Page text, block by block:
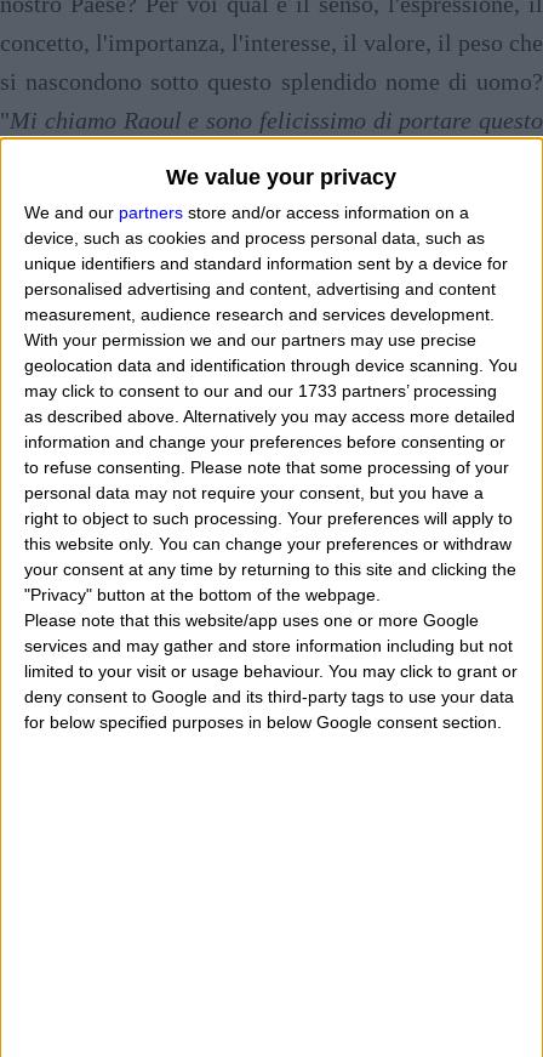
We value your privacy
We and our partners store and/or access information on a
device, such as cookies and process personal data, such as
unique identifiers and standard information sent by a device for
personalised advertising and content, advertising and content
measurement, audience research and services development.
With your permission we and our partners may use precise
geolocation data and identification through device scanning. You
may click to consent to our and our 1733 partners’ processing
as described above. Alternatively you may access more detailed
information and change your preferences before consenting or
to refuse consenting.
Please note that some processing of your
personal data may not require your consent, but you have a
right to object to such processing. Your preferences will apply to
this website only. You can change your preferences or withdraw
your consent at any time by returning to this site and clicking the
"Privacy" button at the bottom of the webpage.
Please note that this website/app uses one or more Google
services and may gather and store information including but not
limited to your visit or usage behaviour. You may click to grant or
deny consent to Google and its third-party tags to use your data
for below specified purposes in below Google consent section.
concetto, l'importanza, l'interesse, il valore, il peso che
si nascondono sotto questo splendido nome di uomo?
"Mi chiamo Raoul e sono felicissimo di portare questo
donato l'appellativo Raoul ma non sono ancora
convinto quando festeggiare il mio onomastico e che
significato antico ritrovo in esso. In famiglia abbiamo
alcune persone che portano il nome Raoul e che usano
anche alcuni diminutivi o abbreviazioni. Sarei curioso
di sapere, studiare, leggere la storia di questo
meraviglioso nominativo, la fama, la reputazione, la
notorietà e la popolarità di questo termine sparso nel
Mondo ". Alle vostre domande precise risposte in
questo articolo. Intanto una domanda? Fate mente
locale e ricordate se vi vengono in mente personaggi
famosi vissuti in passato o ancora vivi che si sono
chiamati così o ancora si chiamano.
Raoul, significato del nome, origine e data